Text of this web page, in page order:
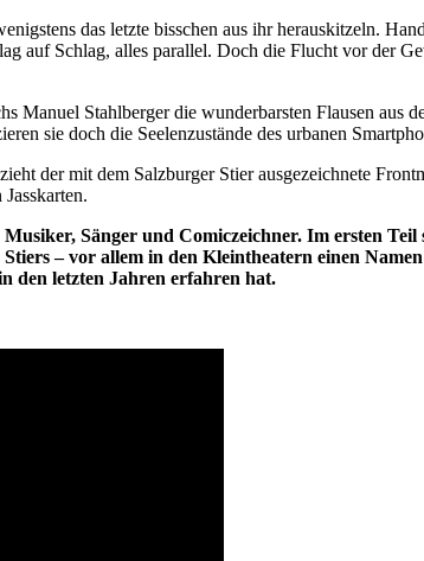
das letzte bisschen aus ihr herauskitzeln.
auf Schlag, alles parallel. Doch die Flucht vor der
Manuel Stahlberger die wunderbarsten Flausen
sie doch die Seelenzustände des urbanen
der mit dem Salzburger Stier ausgezeichnete
Sänger und Comiczeichner. Im ersten
– vor allem in den Kleintheatern einen
den letzten Jahren erfahren hat.